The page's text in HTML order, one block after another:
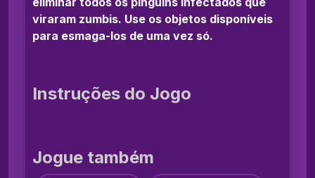
viraram zumbis. Use os objetos disponíveis
para esmaga-los de uma vez só.
Instruções do Jogo
Jogue também